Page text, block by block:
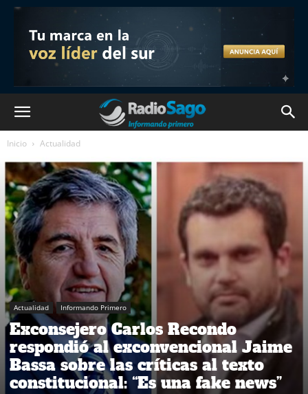
Inicio Actualidad
Actualidad Informando Primero
Exconsejero Carlos Recondo
respondió al exconvencional Jaime
Bassa sobre las críticas al texto
constitucional: “Es una fake news”